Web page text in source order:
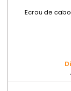
Ecrou de